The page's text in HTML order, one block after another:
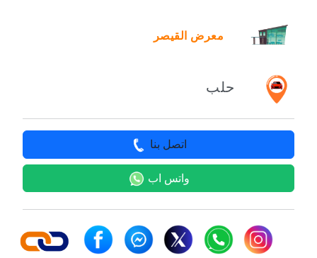
معرض القيصر
حلب
اتصل بنا
واتس اب